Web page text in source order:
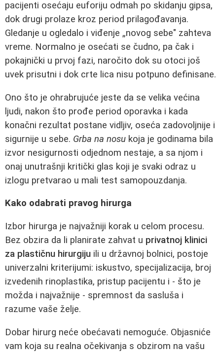
pacijenti osećaju euforiju odmah po skidanju gipsa,
dok drugi prolaze kroz period prilagođavanja.
Gledanje u ogledalo i viđenje „novog sebe" zahteva
vreme. Normalno je osećati se čudno, pa čak i
pokajnički u prvoj fazi, naročito dok su otoci još
uvek prisutni i dok crte lica nisu potpuno definisane.
Ono što je ohrabrujuće jeste da se velika većina
ljudi, nakon što prođe period oporavka i kada
konačni rezultat postane vidljiv, oseća zadovoljnije i
sigurnije u sebe. Grba na nosu koja je godinama bila
izvor nesigurnosti odjednom nestaje, a sa njom i
onaj unutrašnji kritički glas koji je svaki odraz u
izlogu pretvarao u mali test samopouzdanja.
Kako odabrati pravog hirurga
Izbor hirurga je najvažniji korak u celom procesu.
Bez obzira da li planirate zahvat u privatnoj klinici
za plastičnu hirurgiju ili u državnoj bolnici, postoje
univerzalni kriterijumi: iskustvo, specijalizacija, broj
izvedenih rinoplastika, pristup pacijentu i - što je
možda i najvažnije - spremnost da sasluša i
razume vaše želje.
Dobar hirurg neće obećavati nemoguće. Objasniće
vam koja su realna očekivanja s obzirom na vašu